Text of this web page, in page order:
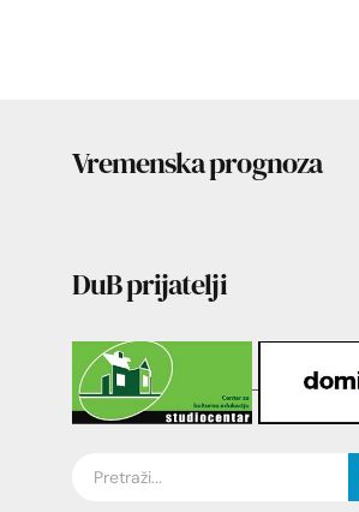
Vremenska prognoza
DuB prijatelji